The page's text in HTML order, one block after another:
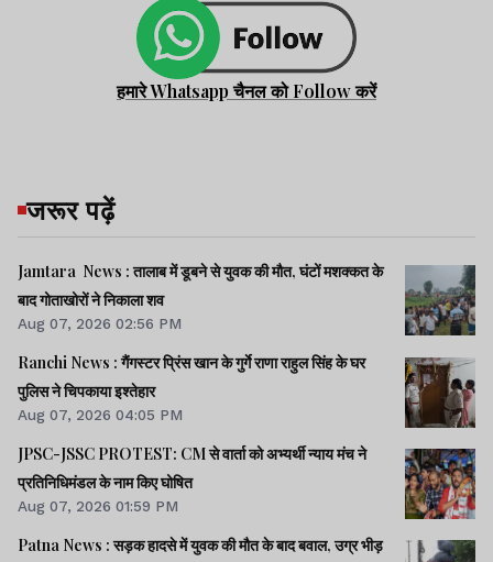
हमारे Whatsapp चैनल को Follow करें
जरूर पढ़ें
Jamtara News : तालाब में डूबने से युवक की मौत, घंटों मशक्कत के
बाद गोताखोरों ने निकाला शव
Aug 07, 2026 02:56 PM
Ranchi News : गैंगस्टर प्रिंस खान के गुर्गे राणा राहुल सिंह के घर
पुलिस ने चिपकाया इश्तेहार
Aug 07, 2026 04:05 PM
JPSC-JSSC PROTEST: CM से वार्ता को अभ्यर्थी न्याय मंच ने
प्रतिनिधिमंडल के नाम किए घोषित
Aug 07, 2026 01:59 PM
Patna News : सड़क हादसे में युवक की मौत के बाद बवाल, उग्र भीड़